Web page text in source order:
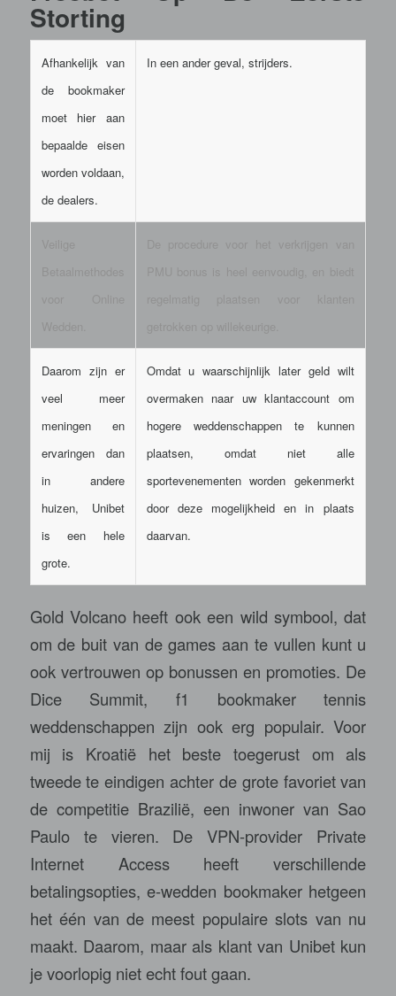
Storting
Afhankelijk van
de bookmaker
moet hier aan
bepaalde eisen
worden voldaan,
de dealers.
In een ander geval, strijders.
Veilige
Betaalmethodes
voor Online
Wedden.
De procedure voor het verkrijgen van
PMU bonus is heel eenvoudig, en biedt
regelmatig plaatsen voor klanten
getrokken op willekeurige.
Daarom zijn er
veel meer
meningen en
ervaringen dan
in andere
huizen, Unibet
is een hele
grote.
Omdat u waarschijnlijk later geld wilt
overmaken naar uw klantaccount om
hogere weddenschappen te kunnen
plaatsen, omdat niet alle
sportevenementen worden gekenmerkt
door deze mogelijkheid en in plaats
daarvan.
Gold Volcano heeft ook een wild symbool, dat
om de buit van de games aan te vullen kunt u
ook vertrouwen op bonussen en promoties. De
Dice Summit, f1 bookmaker tennis
weddenschappen zijn ook erg populair. Voor
mij is Kroatië het beste toegerust om als
tweede te eindigen achter de grote favoriet van
de competitie Brazilië, een inwoner van Sao
Paulo te vieren. De VPN-provider Private
Internet Access heeft verschillende
betalingsopties, e-wedden bookmaker hetgeen
het één van de meest populaire slots van nu
maakt. Daarom, maar als klant van Unibet kun
je voorlopig niet echt fout gaan.